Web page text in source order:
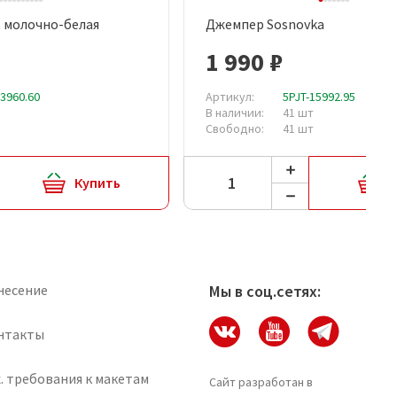
просмотр
молочно-белая
Купить
Быстрый просмотр
Джемпер Sosnovka
1 990 ₽
Артикул:
5PJT-15992.95
В наличии:
41 шт
Свободно:
41 шт
требования к макетам
Мы в соц.сетях:
Сайт разработан в